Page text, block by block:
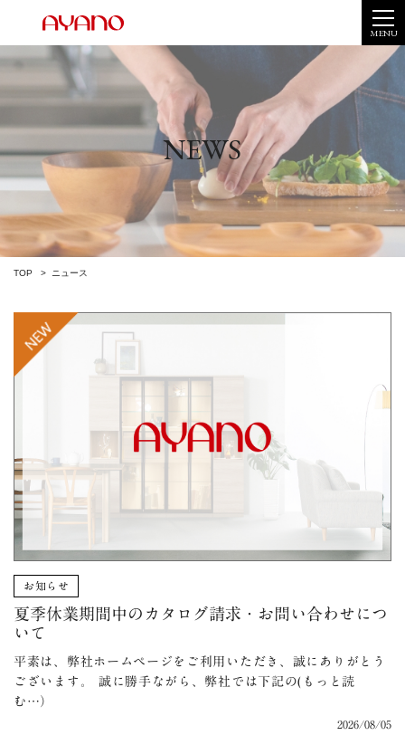
MENU
NEWS
TOP ニュース
お知らせ
夏季休業期間中のカタログ請求・お問い合わせにつ
いて
平素は、弊社ホームページをご利用いただき、誠にありがとう
ございます。 誠に勝手ながら、弊社では下記の(もっと読
む…）
2026/08/05